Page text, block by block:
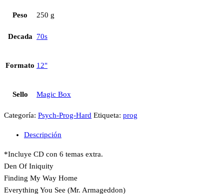
Peso 250 g
Decada 70s
Formato 12"
Sello Magic Box
Categoría: Psych-Prog-Hard Etiqueta: prog
Descripción
*Incluye CD con 6 temas extra.
Den Of Iniquity
Finding My Way Home
Everything You See (Mr. Armageddon)